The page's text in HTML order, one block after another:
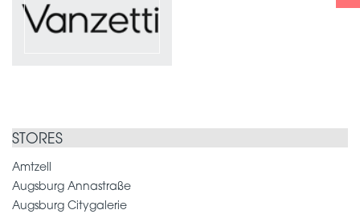
STORES
Amtzell
Augsburg Annastraße
Augsburg Citygalerie